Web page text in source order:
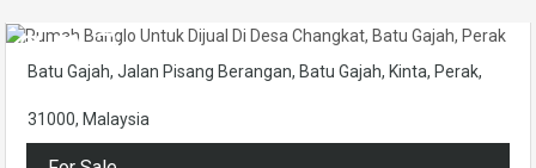
Batu Gajah, Jalan Pisang Berangan, Batu Gajah, Kinta, Perak,
31000, Malaysia